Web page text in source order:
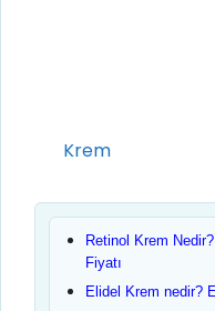
Kategoriler
Krem
Retinol Krem
Fiyatı
Elidel Krem nedir?